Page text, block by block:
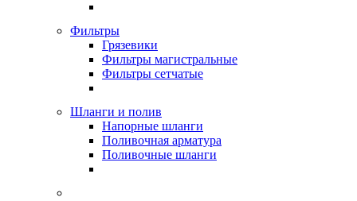
Фильтры
Грязевики
Фильтры магистральные
Фильтры сетчатые
Шланги и полив
Напорные шланги
Поливочная арматура
Поливочные шланги